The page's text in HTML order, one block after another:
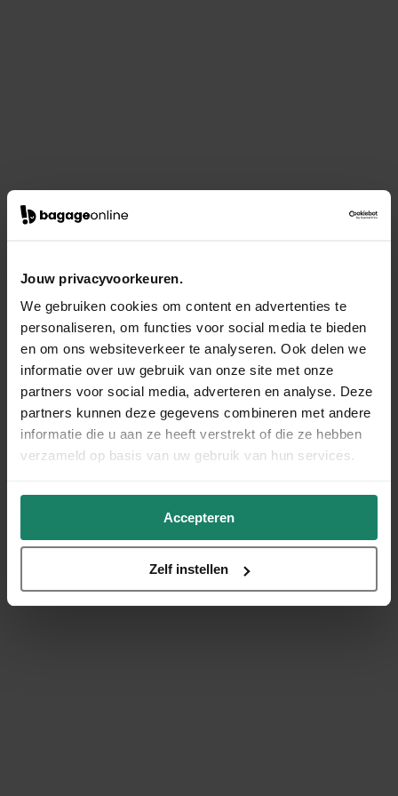
Jouw privacyvoorkeuren.
We gebruiken cookies om content en advertenties te
personaliseren, om functies voor social media te bieden
en om ons websiteverkeer te analyseren. Ook delen we
informatie over uw gebruik van onze site met onze
partners voor social media, adverteren en analyse. Deze
partners kunnen deze gegevens combineren met andere
informatie die u aan ze heeft verstrekt of die ze hebben
verzameld op basis van uw gebruik van hun services.
Accepteren
Zelf instellen